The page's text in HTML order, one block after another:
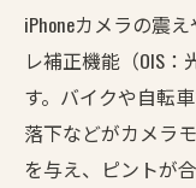
草加の
データ保
iPhoneカ
草加の
iPhoneカメラの震
レ補正機能（OIS
す。バイクや自転
落下などがカメラ
を与え、ピントが